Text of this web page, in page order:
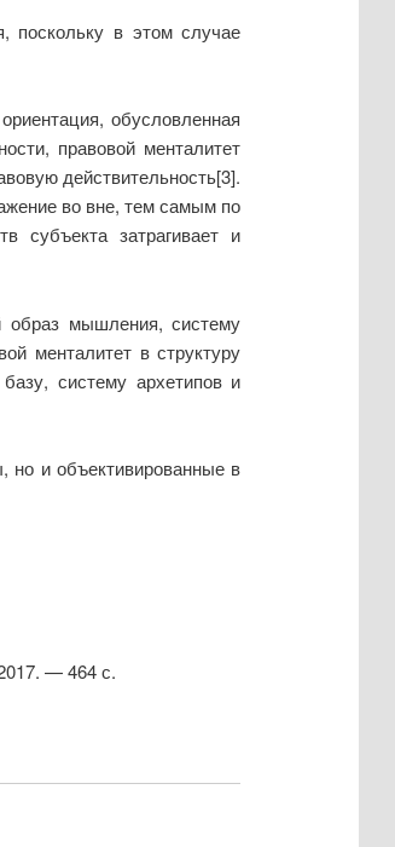
поскольку в этом случае
обусловленная
правовой менталитет
действительность[3].
во вне, тем самым по
субъекта затрагивает и
образ мышления, систему
менталитет в структуру
систему архетипов и
но и объективированные в
— 464 с.